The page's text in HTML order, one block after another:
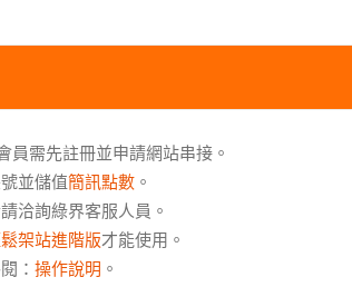
員需先註冊並申請網站串接。
並儲值簡訊點數 。
洽詢綠界客服人員。
架站進階版才能使用。
： 操作說明 。